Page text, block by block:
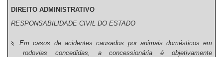
DIREITO ADMINISTRATIVO
RESPONSABILIDADE CIVIL DO ESTADO
§
Em casos de acidentes causados por animais domésticos em
rodovias concedidas, a concessionária é objetivamente